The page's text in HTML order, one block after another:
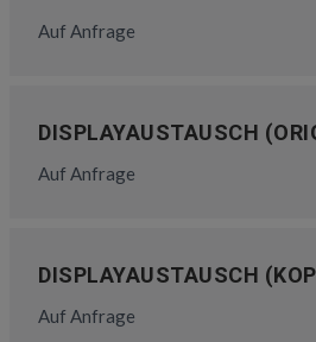
Auf Anfrage
DISPLAYAUSTAUSCH
Auf Anfrage
DISPLAYAUSTAUSCH
Auf Anfrage